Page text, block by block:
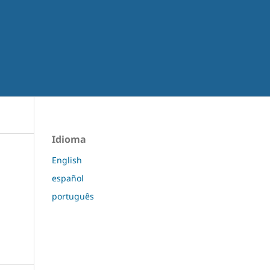
Idioma
English
español
português